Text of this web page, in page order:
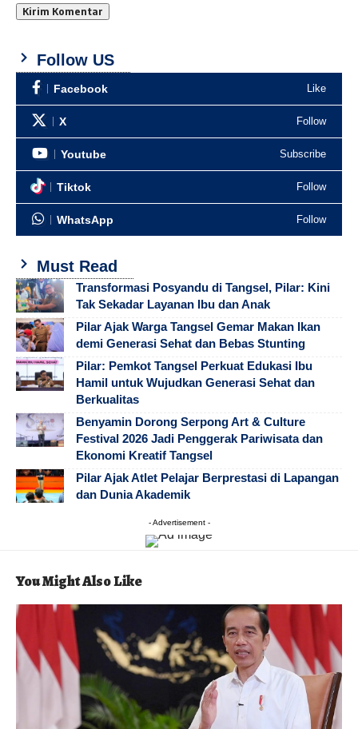
Follow US
Facebook Like
X Follow
Youtube Subscribe
Tiktok Follow
WhatsApp Follow
Must Read
Transformasi Posyandu di Tangsel, Pilar: Kini
Tak Sekadar Layanan Ibu dan Anak
Pilar Ajak Warga Tangsel Gemar Makan Ikan
demi Generasi Sehat dan Bebas Stunting
Pilar: Pemkot Tangsel Perkuat Edukasi Ibu
Hamil untuk Wujudkan Generasi Sehat dan
Berkualitas
Benyamin Dorong Serpong Art & Culture
Festival 2026 Jadi Penggerak Pariwisata dan
Ekonomi Kreatif Tangsel
Pilar Ajak Atlet Pelajar Berprestasi di Lapangan
dan Dunia Akademik
- Advertisement -
You Might Also Like